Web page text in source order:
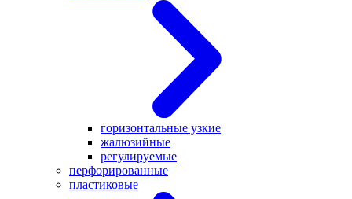
горизонтальные узкие
жалюзийные
регулируемые
перфорированные
пластиковые